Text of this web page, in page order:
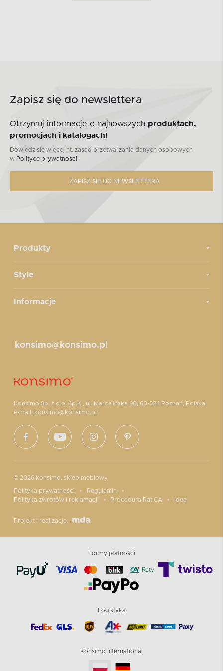
Zapisz się do newslettera
Otrzymuj informacje o najnowszych produktach,
promocjach i katalogach!
Dowiedz się więcej nt. zasad przetwarzania danych osobowych
w Polityce prywatności.
ZAPISZ SIĘ DO NEWSLETTERA
Produkty
Style
Informacje
Konsimo Sp. z o.o. Sp.K., ul. Marcelińska 90, 60-324 Poznań, Polska,
e-mail: konsimo@konsimo.pl
konsimo@konsimo.pl
© 2026 konsimo. sklep meblowy
Polityka prywatności
Regulamin
Polityka zwrotów i reklamacji
Procedura Rat CA Idea
Projekt i realizacja:
Formy płatności
Logistyka
Konsimo International